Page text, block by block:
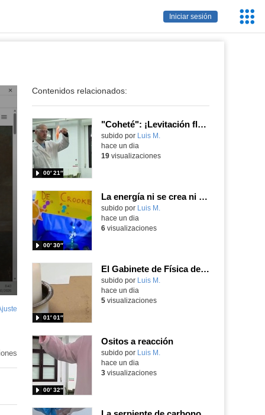
Iniciar sesión
pantalla
Contenidos relacionados:
"Coheté": ¡Levitación flamígera!
Contenido educativo.
subido por Luis M.
00′ 21″
hace un dia
19visualizaciones
La energía ni se crea ni se destruye... ¡se experimenta! El Tierno en la Feria Madrid es Ciencia 2026
Contenido educativo.
subido por Luis M.
00′ 30″
hace un dia
6visualizaciones
El Gabinete de Física del IES Enrique Tierno Galván de Parla (Curso 25-26)
Contenido educativo.
subido por Luis M.
01′ 01″
hace un dia
5visualizaciones
Ositos a reacción
Contenido educativo.
subido por Luis M.
00′ 32″
hace un dia
3visualizaciones